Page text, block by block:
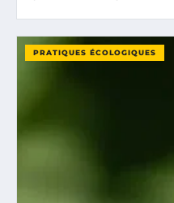
PRATIQUES ÉCOLOGIQUES